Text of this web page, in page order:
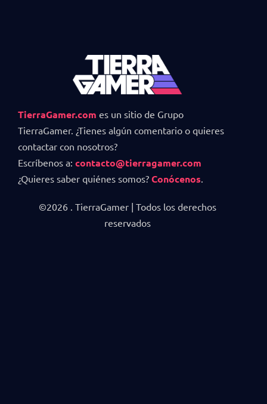
TierraGamer.com es un sitio de Grupo
TierraGamer. ¿Tienes algún comentario o quieres
contactar con nosotros?
Escríbenos a: contacto@tierragamer.com
¿Quieres saber quiénes somos? Conócenos.
©2026 . TierraGamer | Todos los derechos
reservados